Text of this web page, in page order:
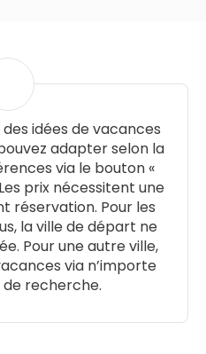
idées de vacances
adapter selon la
via le bouton «
prix nécessitent une
réservation. Pour les
la ville de départ ne
Pour une autre ville,
via n’importe
recherche.